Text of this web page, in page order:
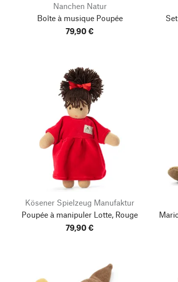
Nanchen Natur
Boîte à musique Poupée
79,90 €
Kösener Spielzeug Manufaktur
Poupée à manipuler Lotte, Rouge
79,90 €